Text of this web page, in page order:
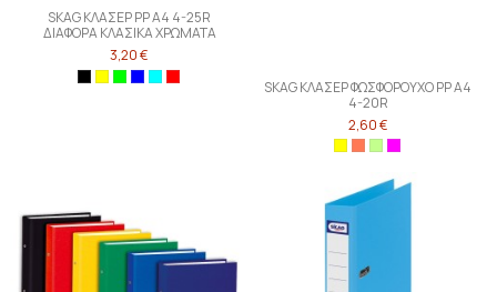
SKAG ΚΛΑΣΕΡ PP Α4 4-25R
ΔΙΑΦΟΡΑ ΚΛΑΣΙΚΑ ΧΡΩΜΑΤΑ
3,20 €
SKAG ΚΛΑΣΕΡ ΦΩΣΦΟΡΟΥΧΟ PP Α4
4-20R
2,60 €